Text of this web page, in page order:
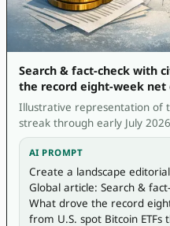
Search & fact-check with
the record eight-week
Illustrative representation of
streak through early July
AI PROMPT
Create a landscape
Global article: Search &
What drove the record
from U.S. spot Bitcoin ETFs